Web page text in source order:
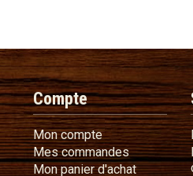
Compte
Mon compteMon compte
Mes commandesMes
Mon panier d'achatMon